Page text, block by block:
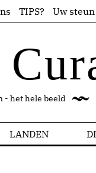
TIPS? Uw steun
- het hele beeld
LANDEN